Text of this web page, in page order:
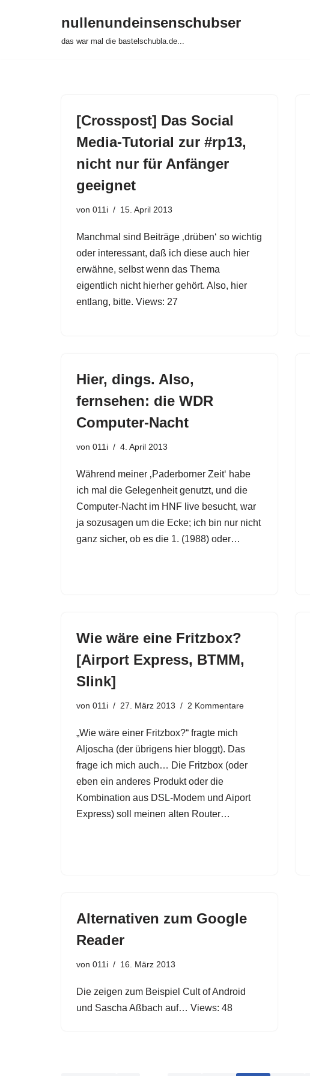
nullenundeinsenschubser
das war mal die bastelschubla.de...
[Crosspost] Das Social
Media-Tutorial zur #rp13,
nicht nur für Anfänger
geeignet
von 011i 15. April 2013
Manchmal sind Beiträge ‚drüben‘ so wichtig
oder interessant, daß ich diese auch hier
erwähne, selbst wenn das Thema
eigentlich nicht hierher gehört. Also, hier
entlang, bitte. Views: 27
Hier, dings. Also,
fernsehen: die WDR
Computer-Nacht
von 011i 4. April 2013
Während meiner ‚Paderborner Zeit‘ habe
ich mal die Gelegenheit genutzt, und die
Computer-Nacht im HNF live besucht, war
ja sozusagen um die Ecke; ich bin nur nicht
ganz sicher, ob es die 1. (1988) oder…
Wie wäre eine Fritzbox?
[Airport Express, BTMM,
Slink]
von 011i 27. März 2013 2 Kommentare
„Wie wäre einer Fritzbox?“ fragte mich
Aljoscha (der übrigens hier bloggt). Das
frage ich mich auch… Die Fritzbox (oder
eben ein anderes Produkt oder die
Kombination aus DSL-Modem und Aiport
Express) soll meinen alten Router…
Alternativen zum Google
Reader
von 011i 16. März 2013
Die zeigen zum Beispiel Cult of Android
und Sascha Aßbach auf… Views: 48